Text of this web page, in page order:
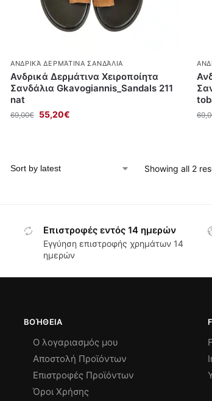
ΑΝΔΡΙΚΆ ΔΕΡΜΆΤΙΝΑ ΣΑΝΔΆΛΙΑ
Ανδρικά Δερμάτινα Χειροποίητα
Σανδάλια Gkavogiannis_Sandals 211
nat
69,00€ 55,20€
Showing all 2
Επιστροφές εντός 14 ημερών
Εγγύηση επιστροφής χρημάτων 14
ημερών
ΒΟΉΘΕΙΑ
Ο λογαριασμός μου
Αποστολή Προϊόντων
Επιστροφές Προϊόντων
Όροι Χρήσης